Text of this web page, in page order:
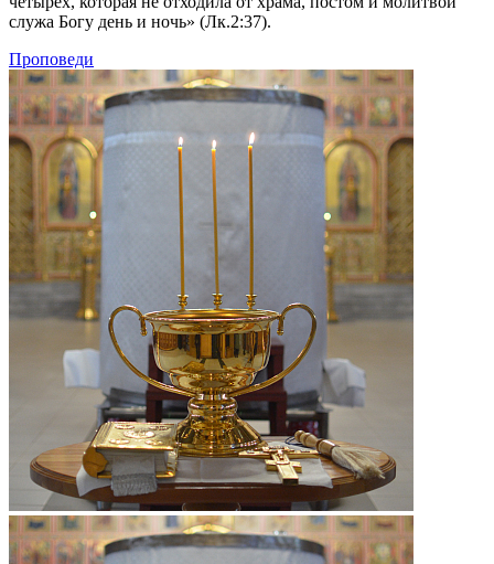
служа Богу день и ночь» (Лк.2:37).
Проповеди